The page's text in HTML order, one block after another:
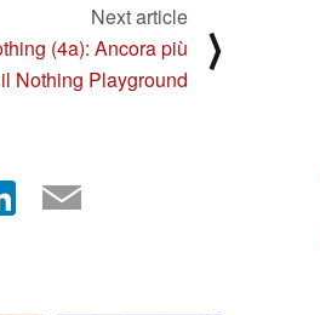
Next article
(4a): Ancora più
Nothing Playground
⟩